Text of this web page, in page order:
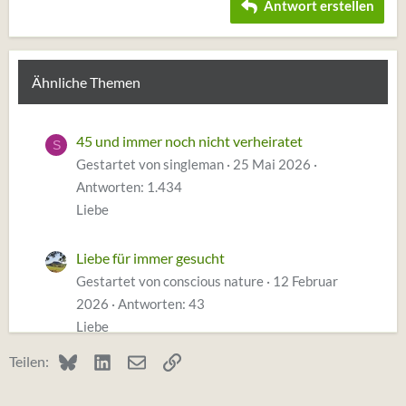
Antwort erstellen
Ähnliche Themen
S 45 und immer noch nicht verheiratet
Gestartet von singleman
25 Mai 2026
Antworten: 1.434
Liebe
Liebe für immer gesucht
Gestartet von conscious nature
12 Februar
2026
Antworten: 43
Liebe
Vermisse ihn immer mehr, wie damit
Teilen: BlueskyLinkedInE-MailLink